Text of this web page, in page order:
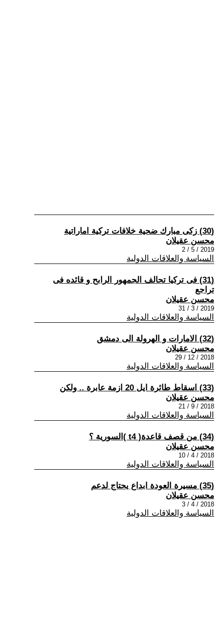
(30) زكى مبارك ضحية خلافات تركية اماراتية
محسن عقيلان
2019 / 5 / 2
السياسة والعلاقات الدولية
(31) فى تركيا تحالف الجمهور الرابح و قائده فى
تراجع
محسن عقيلان
2019 / 3 / 31
السياسة والعلاقات الدولية
(32) الامارات و الهرولة الى دمشق
محسن عقيلان
2018 / 12 / 29
السياسة والعلاقات الدولية
(33) اسقاط طائرة ايل 20 ازمة عابرة .. ولكن
محسن عقيلان
2018 / 9 / 21
السياسة والعلاقات الدولية
(34) من قصف قاعدة( t4 )السورية ؟
محسن عقيلان
2018 / 4 / 10
السياسة والعلاقات الدولية
(35) مسيرة العودة ابداع يحتاج لدعم
محسن عقيلان
2018 / 4 / 3
السياسة والعلاقات الدولية